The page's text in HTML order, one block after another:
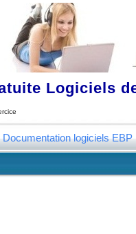
Logiciels
Documentation logiciels EBP